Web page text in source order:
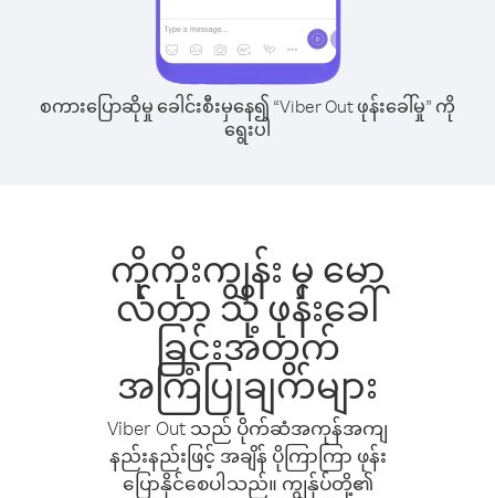
စကားပြောဆိုမှု ခေါင်းစီးမှနေ၍ “Viber Out ဖုန်းခေါ်မှု” ကို
ရွေးပါ
ကိုကိုးကျွန်း မှ မော
လ်တာ သို့ ဖုန်းခေါ်
ခြင်းအတွက်
အကြံပြုချက်များ
Viber Out သည် ပိုက်ဆံအကုန်အကျ
နည်းနည်းဖြင့် အချိန် ပိုကြာကြာ ဖုန်း
ပြောနိုင်စေပါသည်။ ကျွန်ုပ်တို့၏